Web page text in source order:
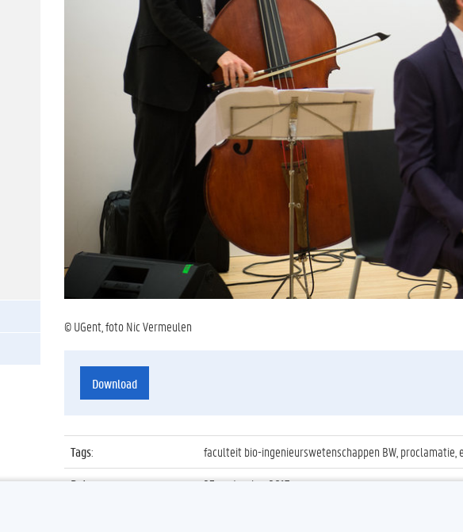
© UGent, foto Nic Vermeulen
Download
Tags:
faculteit bio-ingenieurswetenschappen BW,
Datum:
23 september 2017